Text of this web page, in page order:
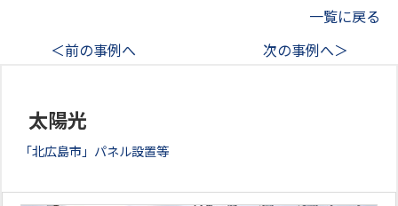
一覧に戻る
＜前の事例へ
次の事例へ＞
太陽光
「北広島市」パネル設置等